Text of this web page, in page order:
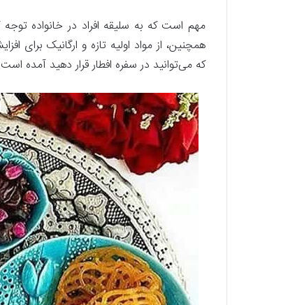
مهم است که به سلیقه افراد در خانواده توجه
همچنین، از مواد اولیه تازه و ارگانیک برای
که می‌توانید در سفره افطار قرار دهید آمده